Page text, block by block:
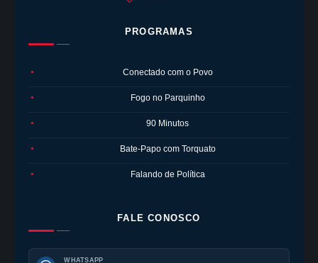
PROGRAMAS
● Conectado com o Povo
● Fogo no Parquinho
● 90 Minutos
● Bate-Papo com Torquato
● Falando de Política
FALE CONOSCO
WHATSAPP